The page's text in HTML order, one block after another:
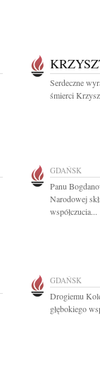
Serdeczne
śmierci
GDAŃSK
Panu
Narodowej
współczucia...
GDAŃSK
Drogiemu
głębokiego